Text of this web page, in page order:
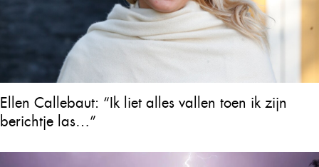
Ellen Callebaut: “Ik liet alles vallen toen ik zijn
berichtje las…”